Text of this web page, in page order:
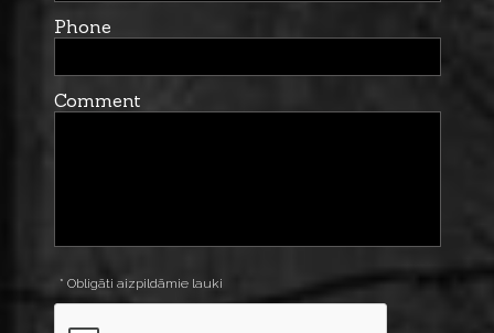
Phone
Comment
* Obligāti aizpildāmie lauki